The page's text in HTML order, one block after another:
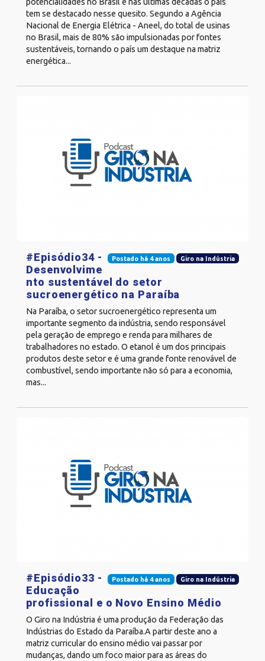
potencialidades no Brasil e nas últimas décadas o país
tem se destacado nesse quesito. Segundo a Agência
Nacional de Energia Elétrica - Aneel, do total de usinas
no Brasil, mais de 80% são impulsionadas por fontes
sustentáveis, tornando o país um destaque na matriz
energética...
Postado há 4 anos Giro na Indústria
#Episódio34 -
Desenvolvime
nto sustentável do setor
sucroenergético na Paraíba
Na Paraíba, o setor sucroenergético representa um
importante segmento da indústria, sendo responsável
pela geração de emprego e renda para milhares de
trabalhadores no estado. O etanol é um dos principais
produtos deste setor e é uma grande fonte renovável de
combustível, sendo importante não só para a economia,
mas...
Postado há 4 anos Giro na Indústria
#Episódio33 -
Educação
profissional e o Novo Ensino Médio
O Giro na Indústria é uma produção da Federação das
Indústrias do Estado da Paraíba.A partir deste ano a
matriz curricular do ensino médio vai passar por
mudanças, dando um foco maior para as áreas do